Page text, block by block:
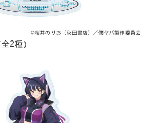
2種）